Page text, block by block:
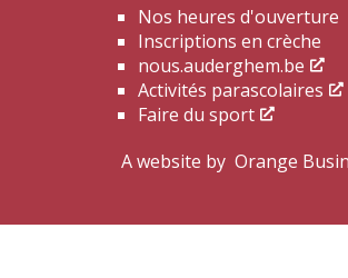
Nos heures d'ouverture
Inscriptions en crèche
nous.auderghem.be
Activités parascolaires
Faire du sport
A website by Orange